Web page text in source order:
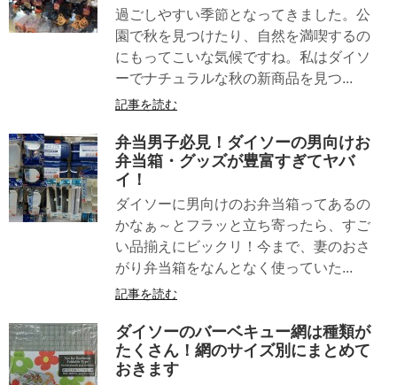
過ごしやすい季節となってきました。公
園で秋を見つけたり、自然を満喫するの
にもってこいな気候ですね。私はダイソ
ーでナチュラルな秋の新商品を見つ...
記事を読む
弁当男子必見！ダイソーの男向けお
弁当箱・グッズが豊富すぎてヤバ
イ！
ダイソーに男向けのお弁当箱ってあるの
かなぁ～とフラッと立ち寄ったら、すご
い品揃えにビックリ！今まで、妻のおさ
がり弁当箱をなんとなく使っていた...
記事を読む
ダイソーのバーベキュー網は種類が
たくさん！網のサイズ別にまとめて
おきます